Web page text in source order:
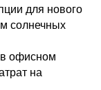
для нового
солнечных
офисном
на